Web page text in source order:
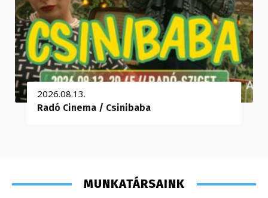
2026.08.13.
Radó Cinema / Csinibaba
MUNKATÁRSAINK